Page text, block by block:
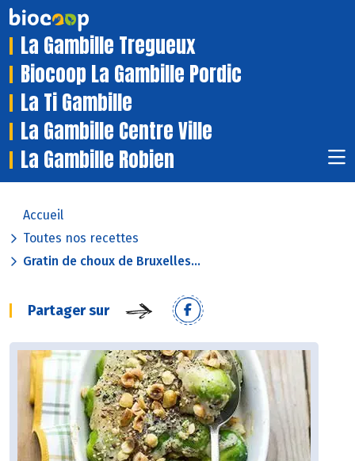
La Gambille Tregueux
Biocoop La Gambille Pordic
La Ti Gambille
La Gambille Centre Ville
La Gambille Robien
Accueil
Toutes nos recettes
Gratin de choux de Bruxelles...
Partager sur